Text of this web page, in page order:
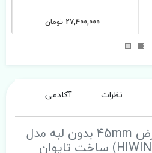
27,400,000 تومان
نظرات آکادمی
نقد و بررسی واگن عرض 45mm بدون لبه مدل